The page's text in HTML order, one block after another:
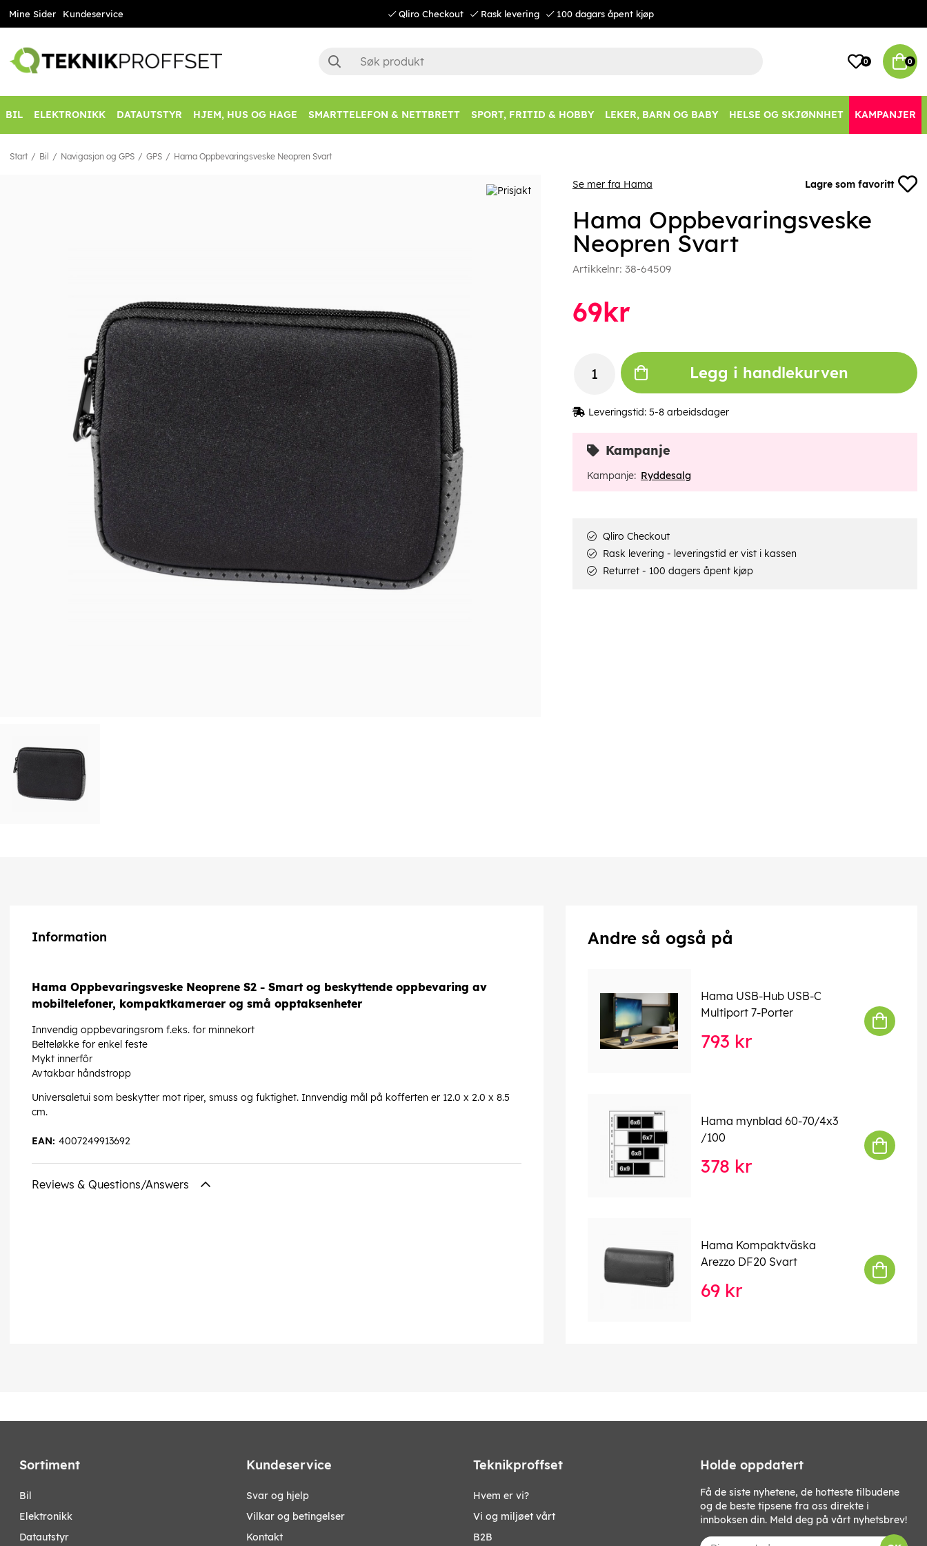
Mine Sider Kundeservice Qliro Checkout Rask levering 100 dagars åpent kjøp
0 0
BIL ELEKTRONIKK DATAUTSTYR HJEM, HUS OG HAGE SMARTTELEFON & NETTBRETT SPORT, FRITID & HOBBY LEKER, BARN OG BABY HELSE OG SKJØNNHET KAMPANJER
Start Bil Navigasjon og GPS GPS Hama Oppbevaringsveske Neopren Svart
Se mer fra Hama Lagre som favoritt
Hama Oppbevaringsveske
Neopren Svart
Artikkelnr: 38-64509
69kr
Legg i handlekurven
Leveringstid: 5-8 arbeidsdager
Kampanje
Kampanje: Ryddesalg
Qliro Checkout
Rask levering - leveringstid er vist i kassen
Returret - 100 dagers åpent kjøp
Information
Hama Oppbevaringsveske Neoprene S2 - Smart og beskyttende oppbevaring av
mobiltelefoner, kompaktkameraer og små opptaksenheter
Innvendig oppbevaringsrom f.eks. for minnekort
Belteløkke for enkel feste
Mykt innerfôr
Avtakbar håndstropp
Universaletui som beskytter mot riper, smuss og fuktighet. Innvendig mål på kofferten er 12.0 x 2.0 x 8.5
cm.
4007249913692
EAN:
Reviews & Questions/Answers
Andre så også på
Hama USB-Hub USB-C
Multiport 7-Porter
793 kr
Hama mynblad 60-70/4x3
/100
378 kr
Hama Kompaktväska
Arezzo DF20 Svart
69 kr
Sortiment
bil
elektronikk
datautstyr
Kundeservice
Svar og hjelp
Vilkar og betingelser
Kontakt
Teknikproffset
Hvem er vi?
Vi og miljøet vårt
B2B
Holde oppdatert
Få de siste nyhetene, de hotteste tilbudene
og de beste tipsene fra oss direkte i
innboksen din. Meld deg på vårt nyhetsbrev!